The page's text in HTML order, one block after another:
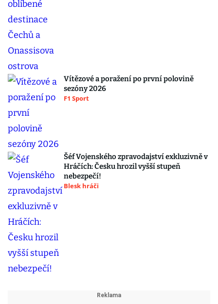
Vítězové a poražení po první polovině
sezóny 2026
F1 Sport
Šéf Vojenského zpravodajství exkluzivně v
Hráčích: Česku hrozil vyšší stupeň
nebezpečí!
Blesk hráči